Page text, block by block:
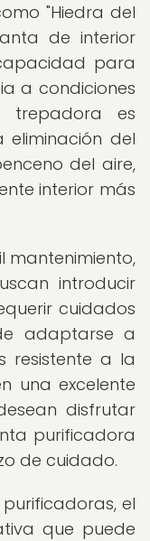
"Hiedra del
de interior
para
a condiciones
trepadora es
eliminación del
del aire,
interior más
mantenimiento,
introducir
cuidados
adaptarse a
resistente a la
una excelente
disfrutar
purificadora
de cuidado.
el
que puede